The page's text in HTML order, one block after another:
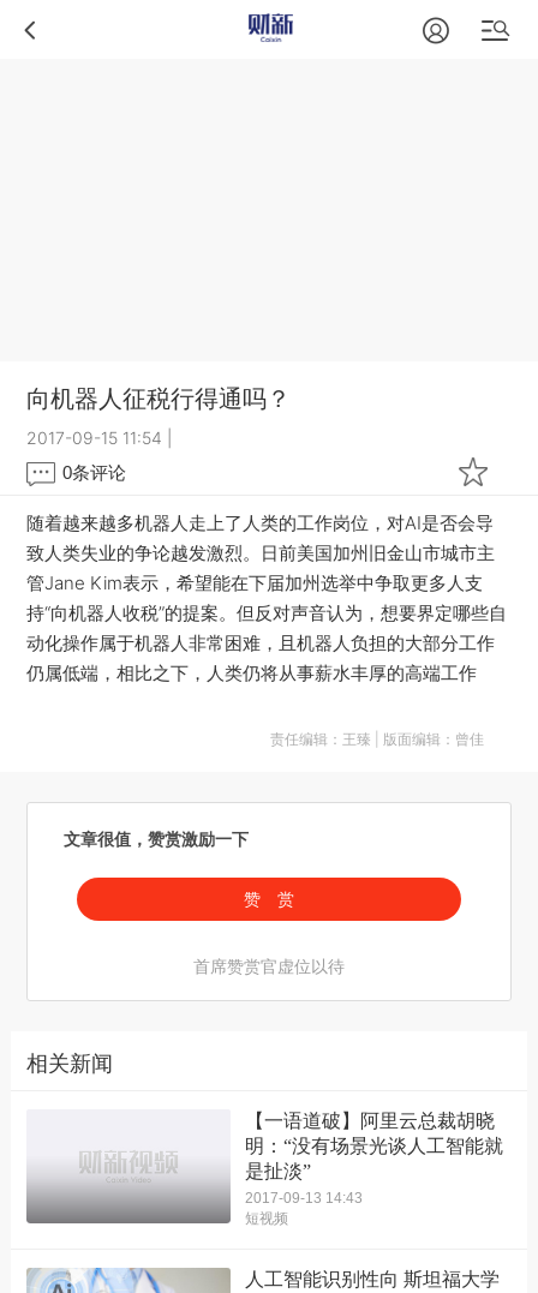
向机器人征税行得通吗？
2017-09-15 11:54
0条评论
随着越来越多机器人走上了人类的工作岗位，对AI是否会导
致人类失业的争论越发激烈。日前美国加州旧金山市城市主
管Jane Kim表示，希望能在下届加州选举中争取更多人支
持“向机器人收税”的提案。但反对声音认为，想要界定哪些自
动化操作属于机器人非常困难，且机器人负担的大部分工作
仍属低端，相比之下，人类仍将从事薪水丰厚的高端工作
责任编辑：王臻 | 版面编辑：曾佳
文章很值，赞赏激励一下
赞 赏
首席赞赏官虚位以待
相关新闻
【一语道破】阿里云总裁胡晓
明：“没有场景光谈人工智能就
是扯淡”
2017-09-13 14:43
短视频
人工智能识别性向 斯坦福大学